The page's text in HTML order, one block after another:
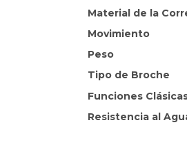
Material de la
Movimiento
Peso
Tipo de Broche
Funciones
Resistencia al